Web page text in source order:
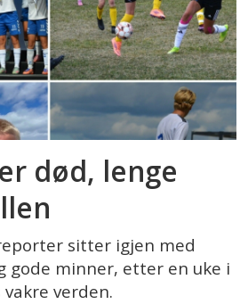
død, lenge
sitter igjen med
gode minner, etter en uke i
verden.